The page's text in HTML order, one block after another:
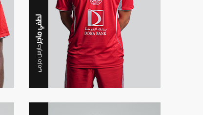
لطفي ماجر
حارس مرمى